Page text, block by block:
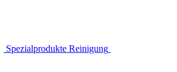
Spezialprodukte Reinigung